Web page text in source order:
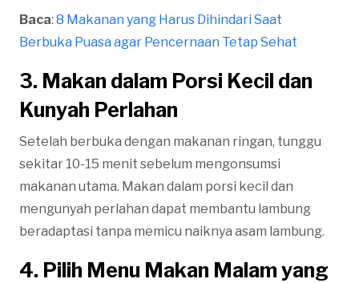
Baca: 8 Makanan yang Harus Dihindari Saat
Berbuka Puasa agar Pencernaan Tetap Sehat
3. Makan dalam Porsi Kecil dan
Kunyah Perlahan
Setelah berbuka dengan makanan ringan, tunggu
sekitar 10-15 menit sebelum mengonsumsi
makanan utama. Makan dalam porsi kecil dan
mengunyah perlahan dapat membantu lambung
beradaptasi tanpa memicu naiknya asam lambung.
4. Pilih Menu Makan Malam yang